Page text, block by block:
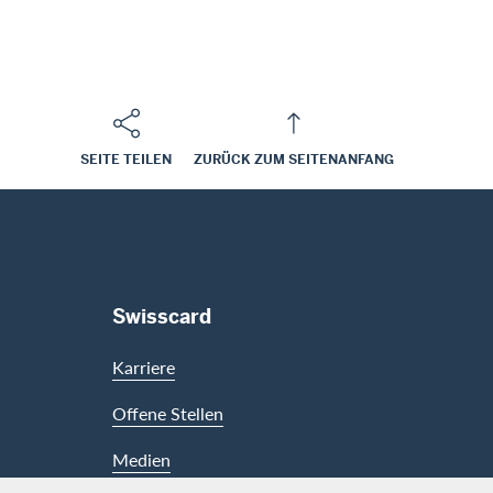
SEITE TEILEN ZURÜCK ZUM SEITENANFANG
Swisscard
Karriere
Offene Stellen
Medien